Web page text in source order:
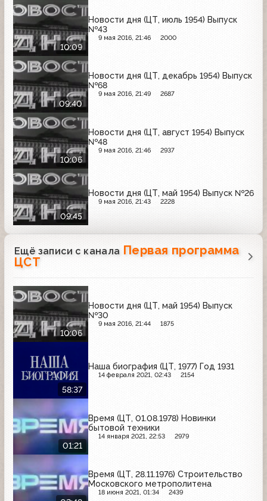
10:09
Новости дня (ЦТ, июль 1954) Выпуск
№43
9 мая 2016, 21:46 2000
09:40
Новости дня (ЦТ, декабрь 1954) Выпуск
№68
9 мая 2016, 21:49 2687
10:06
Новости дня (ЦТ, август 1954) Выпуск
№48
9 мая 2016, 21:46 2937
09:45
Новости дня (ЦТ, май 1954) Выпуск №26
9 мая 2016, 21:43 2228
Ещё записи с канала Первая программа
ЦСТ
10:06
Новости дня (ЦТ, май 1954) Выпуск
№30
9 мая 2016, 21:44 1875
58:37
Наша биография (ЦТ, 1977) Год 1931
14 февраля 2021, 02:43 2154
01:21
Время (ЦТ, 01.08.1978) Новинки
бытовой техники
14 января 2021, 22:53 2979
Время (ЦТ, 28.11.1976) Строительство
Московского метрополитена
18 июня 2021, 01:34 2439